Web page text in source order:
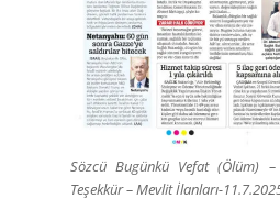
Sözcü Bugünkü Vefat (Ölüm) –
Teşekkür – Mevlit İlanları-